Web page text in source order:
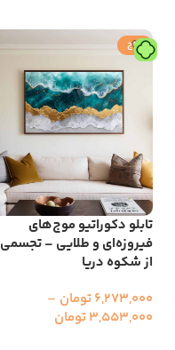
حراج
تابلو دکوراتیو موج‌های
فیروزه‌ای و طلایی – تجسمی
از شکوه دریا
6,273,000تومان –
3,553,000تومان